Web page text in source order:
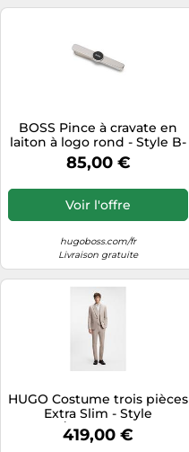
BOSS Pince à cravate en
laiton à logo rond - Style B-
LOGO2-TIE, 50565224 Noir
pcs.
85,00 €
Voir l'offre
hugoboss.com/fr
Livraison gratuite
HUGO Costume trois pièces
Extra Slim - Style
Arti/Hesten242V1X,
50559671 Brun chiné 48
419,00 €